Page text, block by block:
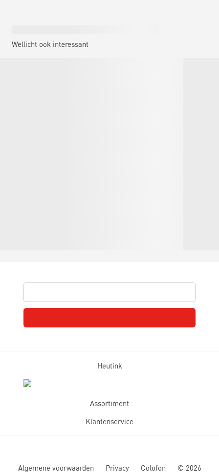
Wellicht ook interessant
Heutink
Assortiment
Klantenservice
Algemene voorwaarden Privacy Colofon © 2026